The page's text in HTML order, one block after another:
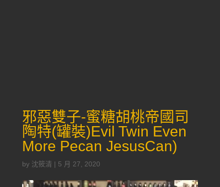
邪惡雙子-蜜糖胡桃帝國司
陶特(罐裝)Evil Twin Even
More Pecan JesusCan)
by 沈筱清 | 5 月 27, 2020